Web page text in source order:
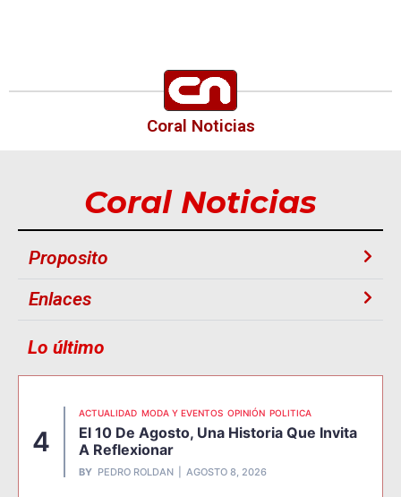
Coral Noticias
Coral Noticias
Proposito
Enlaces
Lo último
4
ACTUALIDAD MODA Y EVENTOS OPINIÓN POLITICA
El 10 De Agosto, Una Historia Que Invita
A Reflexionar
BY PEDRO ROLDAN AGOSTO 8, 2026